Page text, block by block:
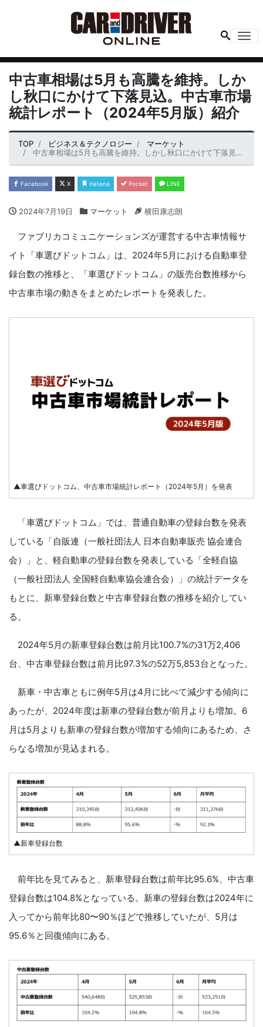
中古車相場は5月も高騰を維持。しか
し秋口にかけて下落見込。中古車市場
統計レポート（2024年5月版）紹介
TOP ビジネス＆テクノロジー
マーケット
中古車相場は5月も高騰を維持。しかし秋口にかけて下落見込。中古車市場統計レポート（2024年5月版）紹介
Facebook X Hatena Pocket LINE
2024年7月19日 マーケット 横田康志朗
ファブリカコミュニケーションズが運営する中古⾞情報サ
イト「⾞選びドットコム」は、2024年5⽉における⾃動⾞登
録台数の推移と、「⾞選びドットコム」の販売台数推移から
中古⾞市場の動きをまとめたレポートを発表した。
▲⾞選びドットコム、中古⾞市場統計レポート（2024年5⽉）を発表
「車選びドットコム」では、普通自動車の登録台数を発表
している「自販連（一般社団法人 日本自動車販売 協会連合
会）」と、軽自動車の登録台数を発表している「全軽自協
（一般社団法人 全国軽自動車協会連合会）」の統計データを
もとに、新車登録台数と中古車登録台数の推移を紹介してい
る。
2024年5月の新車登録台数は前月比100.7%の31万2,406
台、中古車登録台数は前月比97.3%の52万5,853台となった。
新車・中古車ともに例年5月は4月に比べて減少する傾向に
あったが、2024年度は新車の登録台数が前月よりも増加。6
月は5月よりも新車の登録台数が増加する傾向にあるため、さ
らなる増加が見込まれる。
▲新車登録台数
前年比を見てみると、新車登録台数は前年比95.6%、中古車
登録台数は104.8%となっている。新車の登録台数は2024年に
入ってから前年比80〜90％ほどで推移していたが、5月は
95.6％と回復傾向にある。